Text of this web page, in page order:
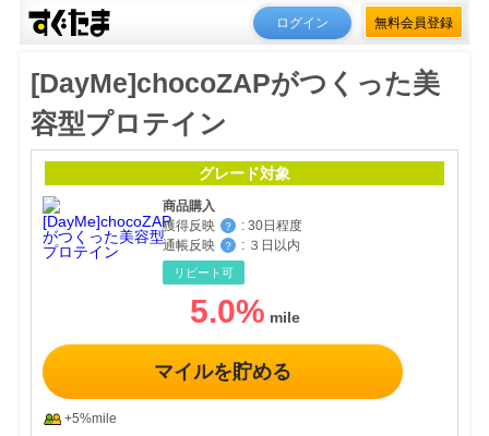
ログイン 無料会員登録
[DayMe]chocoZAPがつくった美
容型プロテイン
グレード対象
商品購入
獲得反映
？ : 30日程度
通帳反映
？ : ３日以内
リピート可
5.0%
マイルを貯める
+5%mile